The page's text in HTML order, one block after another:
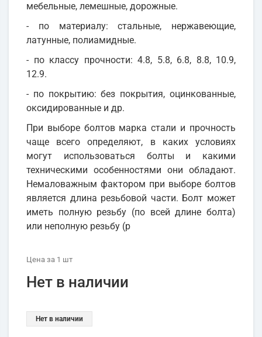
мебельные, лемешные, дорожные.
- по материалу: стальные, нержавеющие,
латунные, полиамидные.
- по классу прочности: 4.8, 5.8, 6.8, 8.8, 10.9,
12.9.
- по покрытию: без покрытия, оцинкованные,
оксидированные и др.
При выборе болтов марка стали и прочность
чаще всего определяют, в каких условиях
могут использоваться болты и какими
техническими особенностями они обладают.
Немаловажным фактором при выборе болтов
является длина резьбовой части. Болт может
иметь полную резьбу (по всей длине болта)
или неполную резьбу (р
Цена за 1 шт
Нет в наличии
Нет в наличии